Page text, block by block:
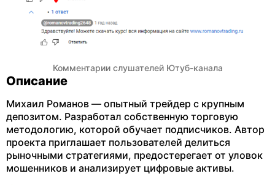
Комментарии слушателей Ютуб-канала
Описание
Михаил Романов — опытный трейдер с крупным
депозитом. Разработал собственную торговую
методологию, которой обучает подписчиков. Автор
проекта приглашает пользователей делиться
рыночными стратегиями, предостерегает от уловок
мошенников и анализирует цифровые активы.